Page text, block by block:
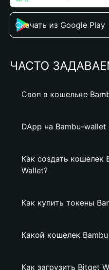
Скачать из Google Play
ЧАСТО
Своп в кошельке
DApp на Bambu-wallet
Как создать кошелек
Wallet?
Как купить токены
Какой кошелек
Как загрузить Bitget